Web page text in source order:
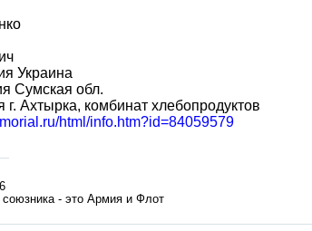
Украина
Сумская обл.
г. Ахтырка, комбинат хлебопродуктов
html/info.htm?id=84059579
- это Армия и Флот